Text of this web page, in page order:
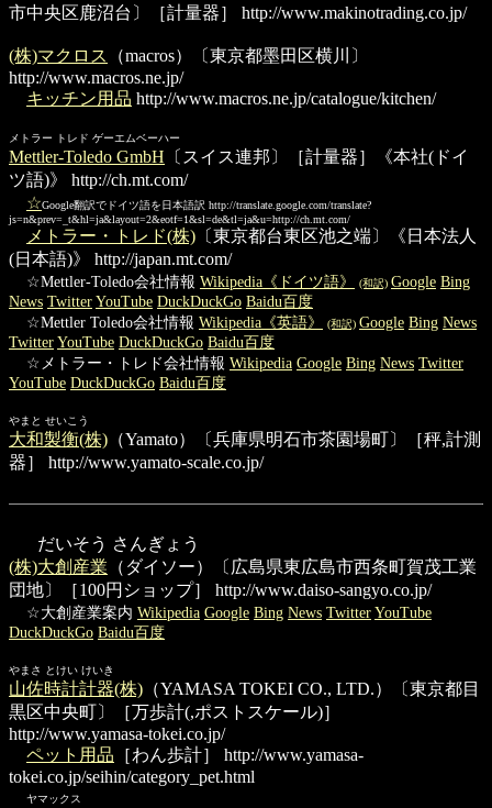
市中央区鹿沼台〕［計量器］
http://www.makinotrading.co.jp/
(株)マクロス
（macros）〔東京都墨田区横川〕
http://www.macros.ne.jp/
キッチン用品 http://www.macros.ne.jp/catalogue/kitchen/
メトラー トレド ゲーエムベーハー
Mettler-Toledo GmbH 〔スイス連邦〕［計量器］《本社(ドイ
ツ語)》
http://ch.mt.com/
☆Google翻訳でドイツ語を日本語訳 http://translate.google.com/translate?
js=n&prev=_t&hl=ja&layout=2&eotf=1&sl=de&tl=ja&u=http://ch.mt.com/
メトラー・トレド(株) 〔東京都台東区池之端〕《日本法人
(日本語)》
http://japan.mt.com/
☆Mettler-Toledo会社情報 Wikipedia《ドイツ語》 (和訳) Google Bing
News Twitter YouTube DuckDuckGo Baidu百度
☆Mettler Toledo会社情報 Wikipedia《英語》 (和訳) Google Bing News
Twitter YouTube DuckDuckGo Baidu百度
☆メトラー・トレド会社情報 Wikipedia Google Bing News Twitter
YouTube DuckDuckGo Baidu百度
やまと せいこう
大和製衡(株) （Yamato）〔兵庫県明石市茶園場町〕［秤,計測
器］
http://www.yamato-scale.co.jp/
だいそう さんぎょう
(株)大創産業 （ダイソー）〔広島県東広島市西条町賀茂工業
団地〕［100円ショップ］
http://www.daiso-sangyo.co.jp/
☆大創産業案内 Wikipedia Google Bing News Twitter YouTube
DuckDuckGo Baidu百度
やまさ とけい けいき
山佐時計計器(株) （YAMASA TOKEI CO., LTD.）〔東京都目
黒区中央町〕［万歩計(,ポストスケール)］
http://www.yamasa-tokei.co.jp/
ペット用品 ［わん歩計］
http://www.yamasa-
tokei.co.jp/seihin/category_pet.html
ヤマックス